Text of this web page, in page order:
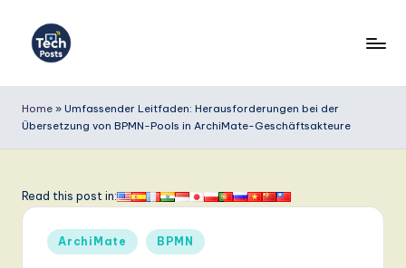
e
c
P
Home » Umfassender Leitfaden: Herausforderungen bei der
Übersetzung von BPMN-Pools in ArchiMate-Geschäftsakteure
Read this post in:
Posted
in
ArchiMate BPMN